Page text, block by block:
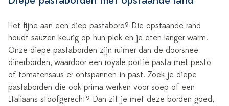
Het fijne aan een diep pastabord? Die opstaande rand
houdt sauzen keurig op hun plek en je eten langer warm.
Onze diepe pastaborden zijn ruimer dan de doorsnee
dinerborden, waardoor een royale portie pasta met pesto
of tomatensaus er ontspannen in past. Zoek je diepe
pastaborden die ook prima werken voor soep of een
Italiaans stoofgerecht? Dan zit je met deze borden goed,